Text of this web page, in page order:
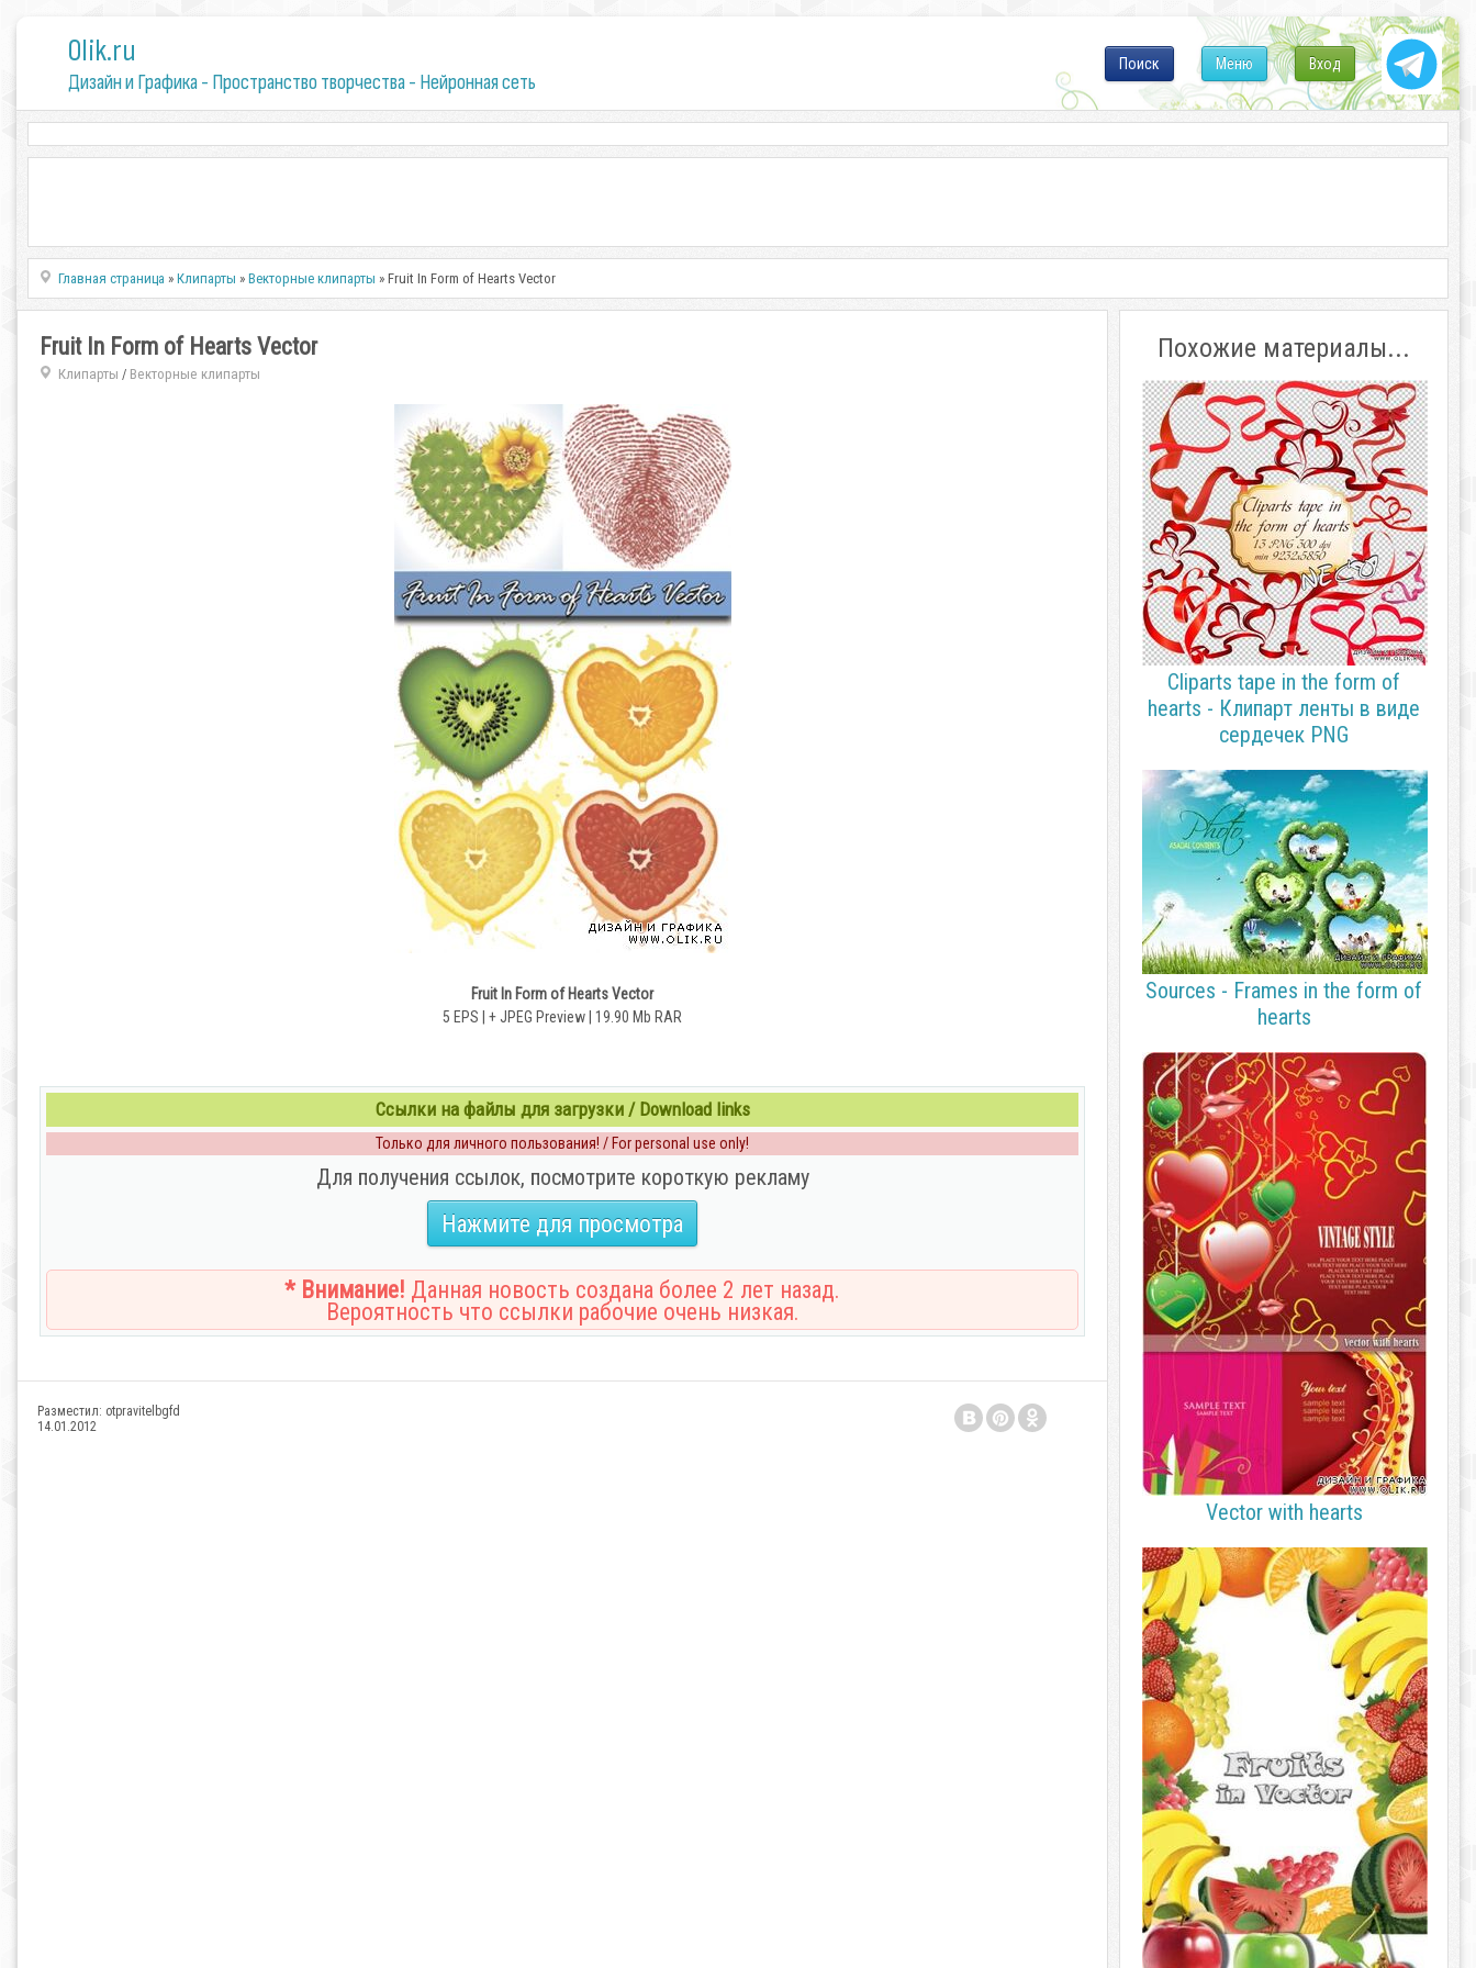
0lik.ru
Дизайн и Графика - Пространство творчества - Нейронная сеть
Вход
Меню
Поиск
Главная страница »Клипарты »Векторные клипарты » Fruit In Form of Hearts Vector
Fruit In Form of Hearts Vector
Клипарты / Векторные клипарты
Fruit In Form of Hearts Vector
5 EPS | + JPEG Preview | 19.90 Mb RAR
Ссылки на файлы для загрузки / Download links
Только для личного пользования! / For personal use only!
Для получения ссылок, посмотрите короткую рекламу
Нажмите для просмотра
* Внимание! Данная новость создана более 2 лет назад.
Вероятность что ссылки рабочие очень низкая.
Разместил: otpravitelbgfd
14.01.2012
Похожие материалы...
Cliparts tape in the form of
hearts - Клипарт ленты в виде
сердечек PNG
Sources - Frames in the form of
hearts
Vector with hearts